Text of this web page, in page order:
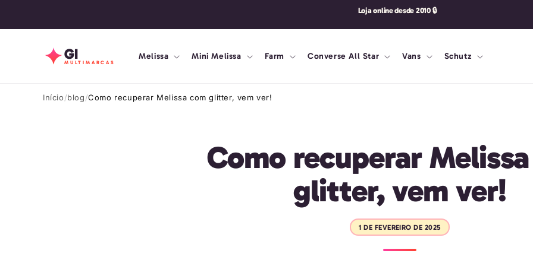
GI
MULTIMARCAS
Melissa Mini Melissa Farm Converse All Star Vans Schutz
Início blog Como recuperar Melissa com glitter, vem ver!
Como recuperar
glitter, vem ver!
1 DE FEVEREIRO DE 2025